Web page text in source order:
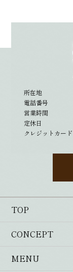
所在地
電話番号
営業時間
定休日
クレジットカード
TOP
CONCEPT
MENU